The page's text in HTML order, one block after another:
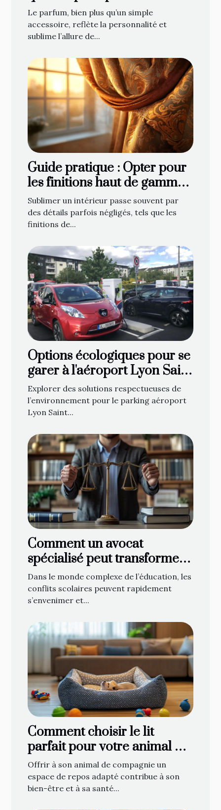
votre style ?
Le parfum, bien plus qu’un simple
accessoire, reflète la personnalité et
sublime l’allure de...
Guide pratique : Opter pour
les finitions haut de gamme
en décoration de fenêtre
Sublimer un intérieur passe souvent par
des détails parfois négligés, tels que les
finitions de...
Options écologiques pour se
garer à l'aéroport Lyon Saint
Exupéry
Explorer des solutions respectueuses de
l’environnement pour le parking aéroport
Lyon Saint...
Comment un avocat
spécialisé peut transformer
les conflits scolaires ?
Dans le monde complexe de l’éducation, les
conflits scolaires peuvent rapidement
s’envenimer et...
Comment choisir le lit
parfait pour votre animal de
compagnie
Offrir à son animal de compagnie un
espace de repos adapté contribue à son
bien-être et à sa santé...